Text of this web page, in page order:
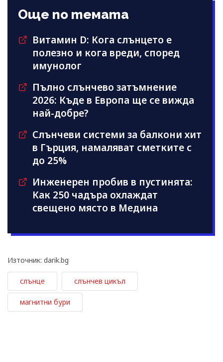
Още по темата
Витамин D: Кога слънцето е
полезно и кога вреди, според
имунолог
Пълно слънчево затъмнение
2026: Къде в Европа ще се вижда
най-добре?
Слънчеви системи за балкони хит
в Гърция, намаляват сметките с
до 25%
Инженерен пробив в пустинята:
Как 250 чадъра охлаждат
свещено място в Медина
Източник: darik.bg
слънце слънчев цикъл
магнитни бури